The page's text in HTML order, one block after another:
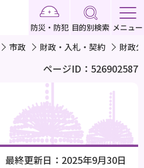
防災・防犯 目的別検索 メニュー
市政 財政・入札・契約 財政
ページID：526902587
最終更新日：2025年9月30日